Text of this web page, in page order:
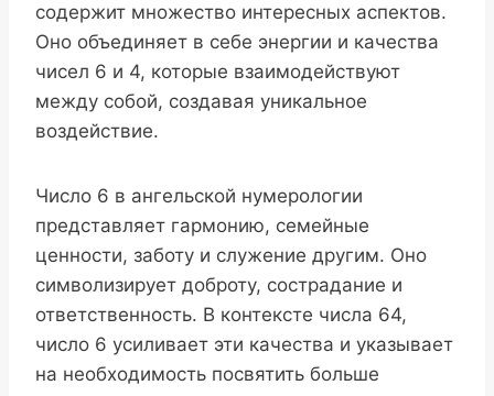
содержит множество интересных аспектов.
Оно объединяет в себе энергии и качества
чисел 6 и 4, которые взаимодействуют
между собой, создавая уникальное
воздействие.
Число 6 в ангельской нумерологии
представляет гармонию, семейные
ценности, заботу и служение другим. Оно
символизирует доброту, сострадание и
ответственность. В контексте числа 64,
число 6 усиливает эти качества и указывает
на необходимость посвятить больше